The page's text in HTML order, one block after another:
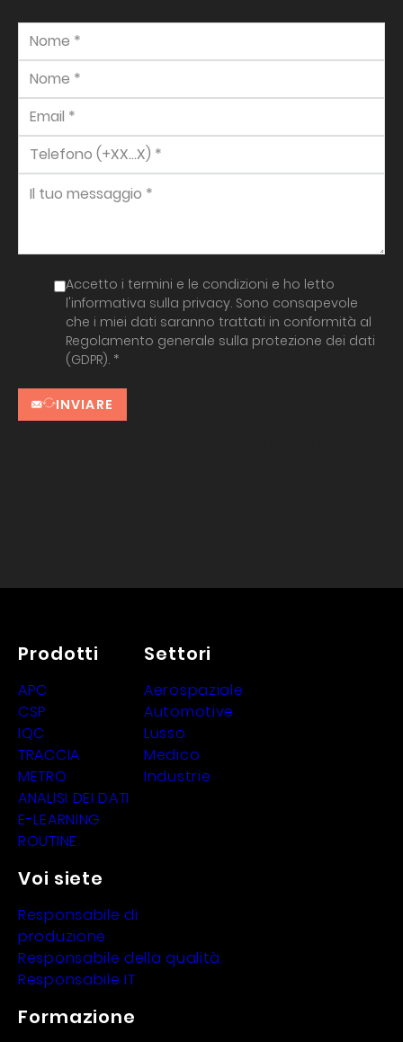
Accetto i termini e le condizioni e ho letto
l'informativa sulla privacy. Sono consapevole
che i miei dati saranno trattati in conformità al
Regolamento generale sulla protezione dei dati
(GDPR). *
INVIARE
Prodotti
APC
CSP
IQC
TRACCIA
METRO
ANALISI DEI DATI
E-LEARNING
ROUTINE
Settori
Aerospaziale
Automotive
Lusso
Medico
Industrie
Voi siete
Responsabile di
produzione
Responsabile della qualità
Responsabile IT
Formazione